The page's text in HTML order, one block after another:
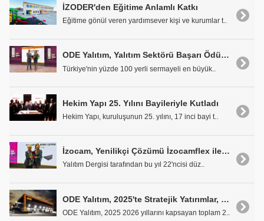
İZODER'den Eğitime Anlamlı Katkı
Eğitime gönül veren yardımsever kişi ve kurumlar t..
ODE Yalıtım, Yalıtım Sektörü Başarı Ödülleri'nde İki Ödül Kazandı
Türkiye'nin yüzde 100 yerli sermayeli en büyük..
Hekim Yapı 25. Yılını Bayileriyle Kutladı
Hekim Yapı, kuruluşunun 25. yılını, 17 inci bayi t..
İzocam, Yenilikçi Çözümü İzocamflex ile "Yılın Teknik Yalıtım Ödülü"nün Sahibi Oldu
Yalıtım Dergisi tarafından bu yıl 22'ncisi düz..
ODE Yalıtım, 2025'te Stratejik Yatırımlar, İhracat Gücü ve Dijital Dönüşümle Büyümesini Pekiştirdi
ODE Yalıtım, 2025 2026 yıllarını kapsayan toplam 2..